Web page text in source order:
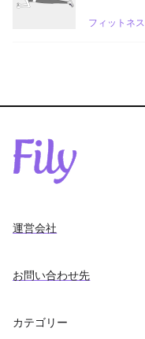
フィットネス
運営会社
お問い合わせ先
カテゴリー